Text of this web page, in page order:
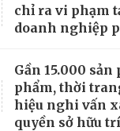
chỉ ra vi phạm
doanh nghiệp
Gần 15.000 sản
phẩm, thời
hiệu nghi vấn
quyền sở hữu